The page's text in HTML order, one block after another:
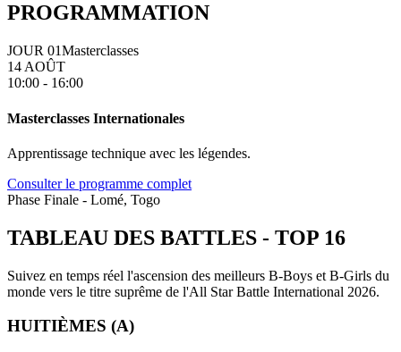
PROGRAMMATION
JOUR 01Masterclasses
14 AOÛT
10:00 - 16:00
Masterclasses Internationales
Apprentissage technique avec les légendes.
Consulter le programme complet
Phase Finale - Lomé, Togo
TABLEAU DES BATTLES - TOP 16
Suivez en temps réel l'ascension des meilleurs B-Boys et B-Girls du
monde vers le titre suprême de l'All Star Battle International 2026.
HUITIÈMES (A)